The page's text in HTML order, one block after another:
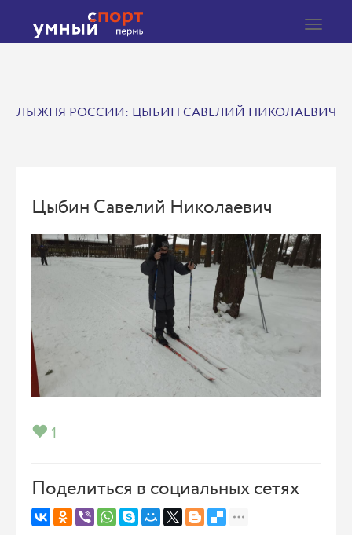
Toggle
ЛЫЖНЯ РОССИИ: ЦЫБИН САВЕЛИЙ НИКОЛАЕВИЧ
Цыбин Савелий Николаевич
1
Поделиться в социальных сетях